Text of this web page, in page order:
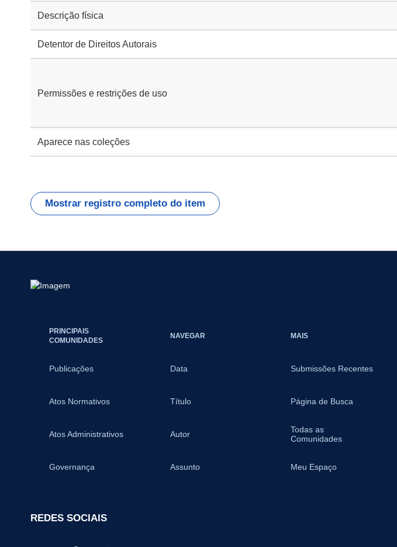
Descrição física
Detentor de Direitos Autorais
Permissões e restrições de uso
Aparece nas coleções
Mostrar registro completo do item
PRINCIPAIS
COMUNIDADES
Publicações
Atos Normativos
Atos Administrativos
Governança
NAVEGAR
Data
Título
Autor
Assunto
MAIS
Submissões Recentes
Página de Busca
Todas as
Comunidades
Meu Espaço
REDES SOCIAIS